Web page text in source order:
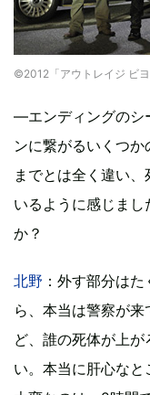
©2012「アウトレイジ ビ
―エンディングのシ
ンに繋がるいくつ
までとは全く違い
いるように感じまし
か？
北野 ：外す部分は
ら、本当は警察が
ど、誰の死体が上
い。本当に肝心な